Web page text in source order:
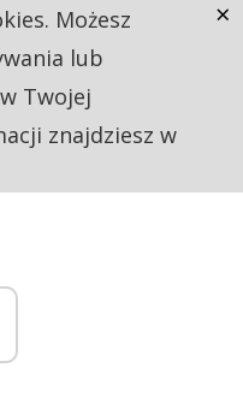
Możesz
lub
Twojej
znajdziesz w
×